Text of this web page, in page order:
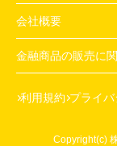
会社概要
金融商品の販売に
利用規約 プライ
Copyright(c)